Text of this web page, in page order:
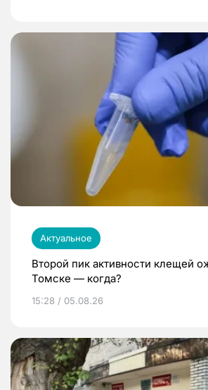
Актуальное
Второй пик активности клещей
Томске — когда?
15:28 / 05.08.26